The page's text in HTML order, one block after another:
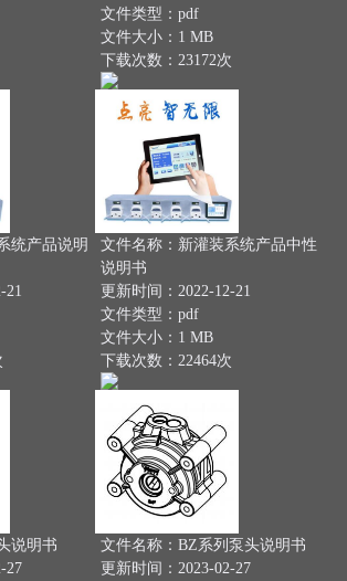
文件类型：pdf
文件大小：1 MB
下载次数：23172次
统产品说明
21
文件名称：新灌装系统产品中性
说明书
更新时间：2022-12-21
文件类型：pdf
文件大小：1 MB
下载次数：22464次
说明书
27
文件名称：BZ系列泵头说明书
更新时间：2023-02-27